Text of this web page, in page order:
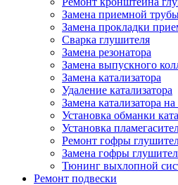
Замена приемной
Замена прокладки
Сварка глушителя
Замена резонатора
Замена выпускного
Замена катализатора
Удаление катализатора
Замена катализатора
Установка обманки
Установка
Ремонт гофры
Замена гофры
Тюнинг выхлопной
Ремонт подвески